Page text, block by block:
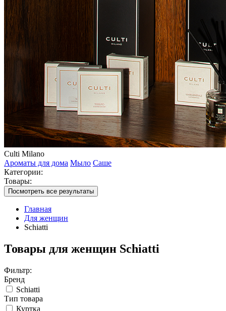
Culti Milano
Ароматы для дома Мыло Саше
Категории:
Товары:
Посмотреть все результаты
Главная
Для женщин
Schiatti
Товары для женщин Schiatti
Фильтр:
Бренд
Schiatti
Тип товара
Куртка